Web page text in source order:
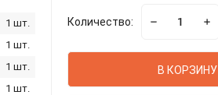
1 шт.
1 шт.
1 шт.
1 шт.
Количество:
В КОРЗИНУ